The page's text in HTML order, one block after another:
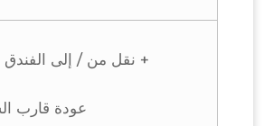
+ نقل من / إلى الفندق
عودة قارب